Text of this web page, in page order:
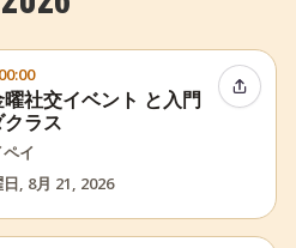
曜社交イベント と入門
ラス
イ
, 8月 21, 2026
イベン